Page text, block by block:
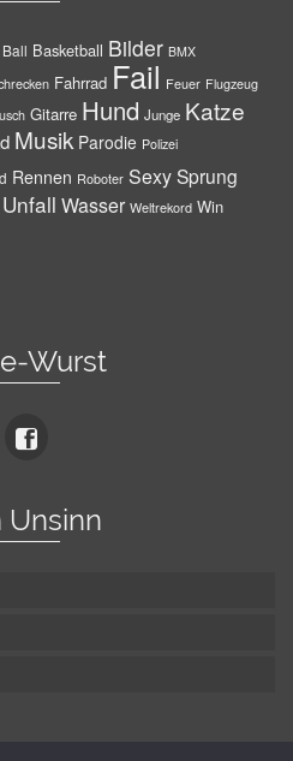
Ball Basketball Bilder BMX
Fahrrad Fail Feuer Flugzeug
Gitarre Hund Junge Katze
Musik Parodie Polizei
Rennen Roboter SexySprung
Unfall Wasser Weltrekord Win
Wurst
Unsinn